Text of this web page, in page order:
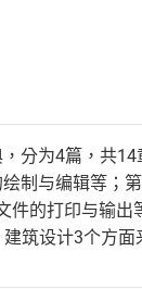
分为4篇，共
制与编辑等；
的打印与输
筑设计3个方